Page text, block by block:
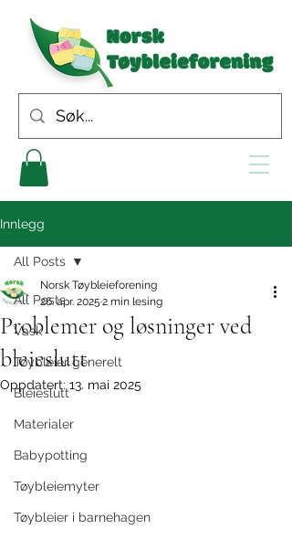
Innlegg
All Posts
Vask
Tøybleier generelt
Bleieslutt
Materialer
Babypotting
Tøybleiemyter
Tøybleier i barnehagen
All Posts
Problemer og løsninger ved
bleieslutt
Norsk Tøybleieforening
26. apr. 2025 2 min lesing
Oppdatert: 13. mai 2025